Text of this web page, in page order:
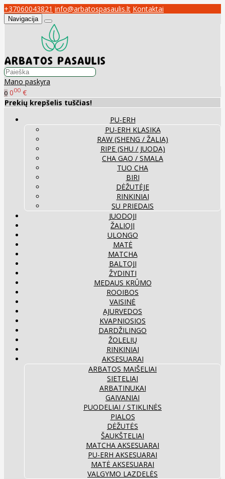
+37060043821 info@arbatospasaulis.lt Kontaktai
Navigacija
Mano paskyra
0 000 €
Prekių krepšelis tuščias!
PU-ERH
PU-ERH KLASIKA
RAW (SHENG / ŽALIA)
RIPE (SHU / JUODA)
CHA GAO / SMALA
TUO CHA
BIRI
DĖŽUTĖJE
RINKINIAI
SU PRIEDAIS
JUODOJI
ŽALIOJI
ULONGO
MATĖ
MATCHA
BALTOJI
ŽYDINTI
MEDAUS KRŪMO
ROOIBOS
VAISINĖ
AJURVEDOS
KVAPNIOSIOS
DARDŽILINGO
ŽOLELIŲ
RINKINIAI
AKSESUARAI
ARBATOS MAIŠELIAI
SIETELIAI
ARBATINUKAI
GAIVANIAI
PUODELIAI / STIKLINĖS
PIALOS
DĖŽUTĖS
ŠAUKŠTELIAI
MATCHA AKSESUARAI
PU-ERH AKSESUARAI
MATĖ AKSESUARAI
VALGYMO LAZDELĖS